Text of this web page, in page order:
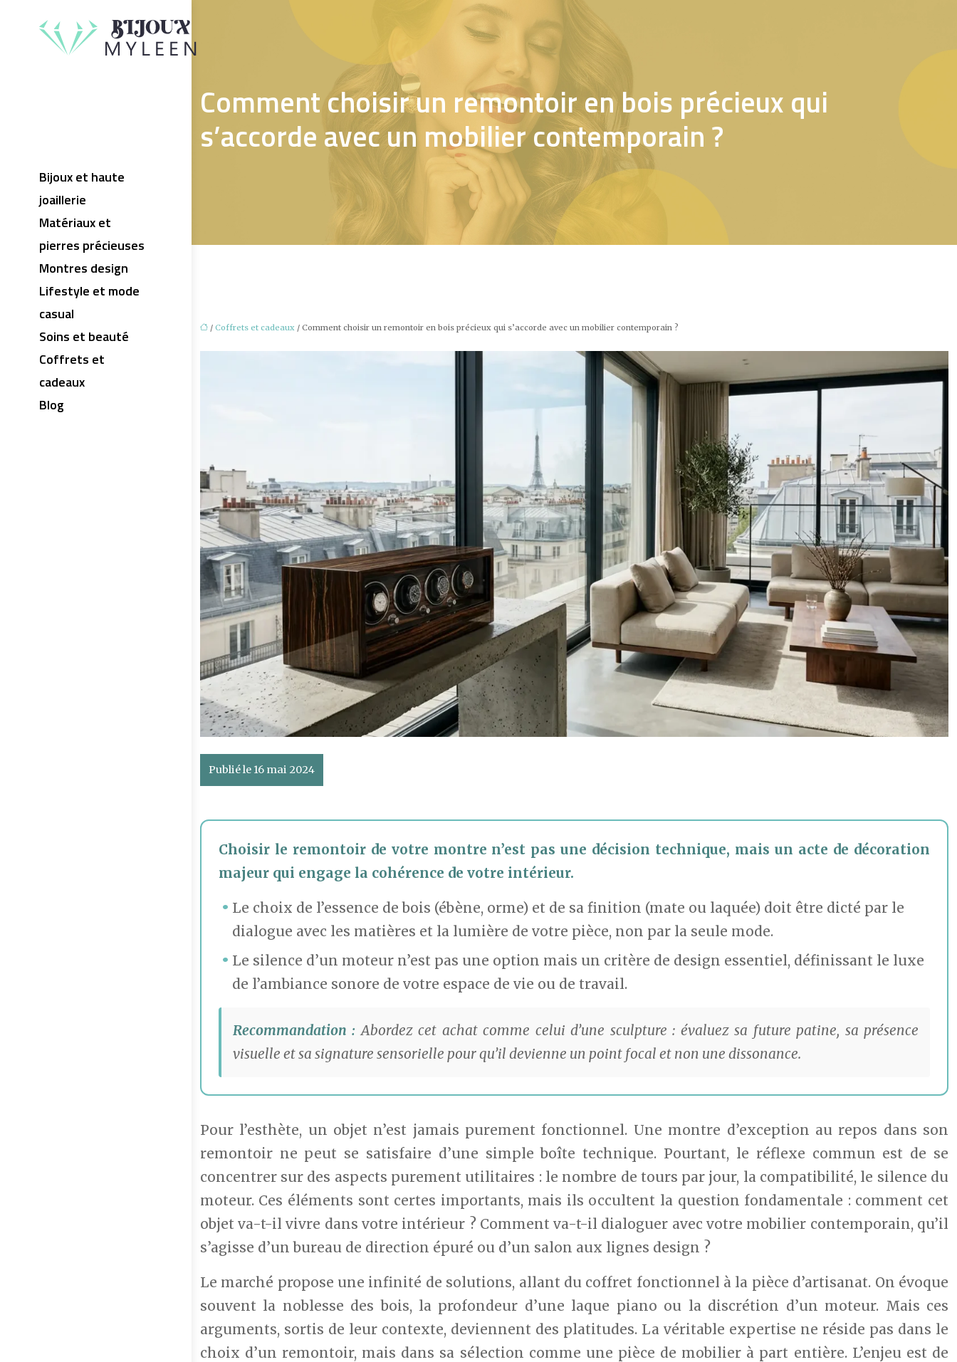
Bijoux et haute
joaillerie
Matériaux et
pierres précieuses
Montres design
Lifestyle et mode
casual
Soins et beauté
Coffrets et
cadeaux
Blog
Comment choisir un remontoir en bois précieux qui
s’accorde avec un mobilier contemporain ?
/ Coffrets et cadeaux/ Comment choisir un remontoir en bois précieux qui s’accorde avec un mobilier contemporain ?
Publié le 16 mai 2024
Choisir le remontoir de votre montre n’est pas une décision technique, mais un acte de décoration
majeur qui engage la cohérence de votre intérieur.
Le choix de l’essence de bois (ébène, orme) et de sa finition (mate ou laquée) doit être dicté par le
dialogue avec les matières et la lumière de votre pièce, non par la seule mode.
Le silence d’un moteur n’est pas une option mais un critère de design essentiel, définissant le luxe
de l’ambiance sonore de votre espace de vie ou de travail.
Recommandation : Abordez cet achat comme celui d’une sculpture : évaluez sa future patine, sa présence
visuelle et sa signature sensorielle pour qu’il devienne un point focal et non une dissonance.
Pour l’esthète, un objet n’est jamais purement fonctionnel. Une montre d’exception au repos dans son
remontoir ne peut se satisfaire d’une simple boîte technique. Pourtant, le réflexe commun est de se
concentrer sur des aspects purement utilitaires : le nombre de tours par jour, la compatibilité, le silence du
moteur. Ces éléments sont certes importants, mais ils occultent la question fondamentale : comment cet
objet va-t-il vivre dans votre intérieur ? Comment va-t-il dialoguer avec votre mobilier contemporain, qu’il
s’agisse d’un bureau de direction épuré ou d’un salon aux lignes design ?
Le marché propose une infinité de solutions, allant du coffret fonctionnel à la pièce d’artisanat. On évoque
souvent la noblesse des bois, la profondeur d’une laque piano ou la discrétion d’un moteur. Mais ces
arguments, sortis de leur contexte, deviennent des platitudes. La véritable expertise ne réside pas dans le
choix d’un remontoir, mais dans sa sélection comme une pièce de mobilier à part entière. L’enjeu est de